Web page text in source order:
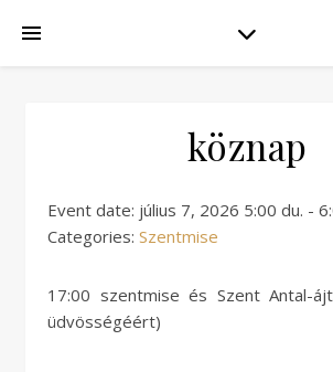
köznap
Event date: július 7, 2026 5:00 du. -
Categories: Szentmise
17:00 szentmise és Szent Antal-
üdvösségéért)